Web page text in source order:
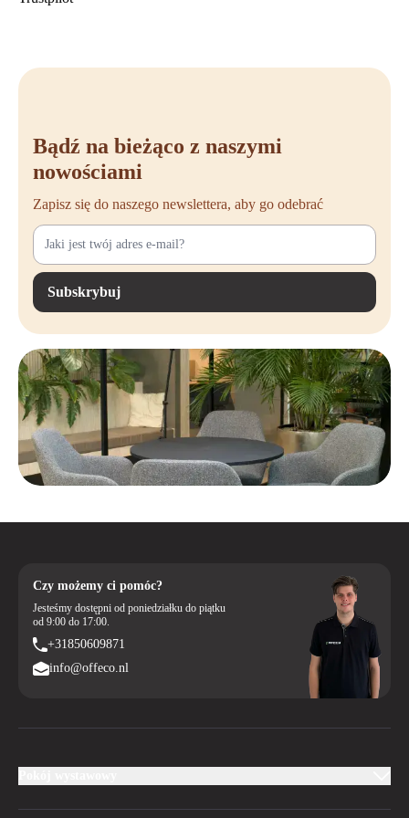
Doskonały komfort – Odporne na zużycie siedzisko z przeszyciami i
Stabilna i solidna podstawa – Czarne czteronożne podparcie zapewnia
solidne wsparcie do codziennego użytku.
Praktyczne wymiary – Całkowita wysokość: 97 cm, całkowita
szerokość: 51 cm, wysokość siedzenia: 78 cm, całkowita głębokość:
53 cm.
Bądź na bieżąco z naszymi
nowościami
Zapisz się do naszego newslettera, aby go odebrać
Subskrybuj
Czy możemy ci pomóc?
Jesteśmy dostępni od poniedziałku do piątku
od 9:00 do 17:00.
+31850609871
info@offeco.nl